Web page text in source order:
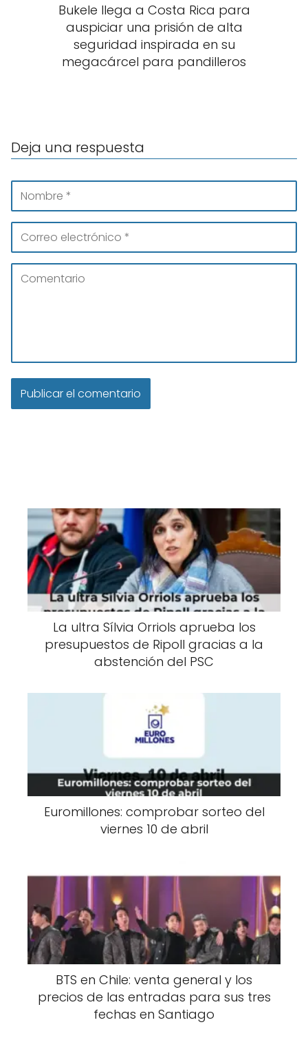
Bukele llega a Costa Rica para
auspiciar una prisión de alta
seguridad inspirada en su
megacárcel para pandilleros
Deja una respuesta
La ultra Sílvia Orriols aprueba los
presupuestos de Ripoll gracias a la
abstención del PSC
Euromillones: comprobar sorteo del
viernes 10 de abril
BTS en Chile: venta general y los
precios de las entradas para sus tres
fechas en Santiago